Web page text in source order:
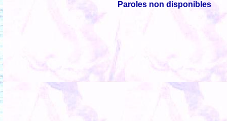
Paroles non disponibles